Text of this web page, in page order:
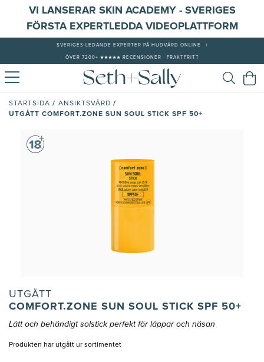
VI LANSERAR SKIN ACADEMY - SVERIGES
FÖRSTA EXPERTLEDDA VIDEOPLATTFORM
SVERIGES LEDANDE EXPERTER PÅ HUDVÅRD ONLINE
ÖVER 7200+ ★★★★★ RECENSIONER - FRAKTFRITT
STARTSIDA / ANSIKTSVÅRD /
UTGÅTT COMFORT.ZONE SUN SOUL STICK SPF 50+
UTGÅTT
COMFORT.ZONE SUN SOUL STICK SPF 50+
Lätt och behändigt solstick perfekt för läppar och näsan
Produkten har utgått ur sortimentet